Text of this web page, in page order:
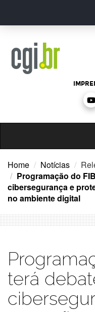
o
Home Notícias
Programação do
cibersegurança e
no ambiente digital
terá